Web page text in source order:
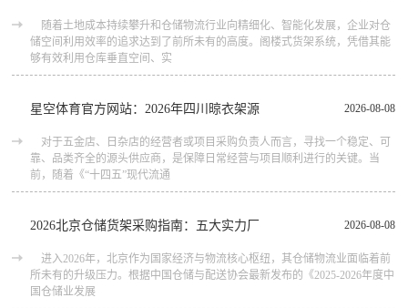
随着土地成本持续攀升和仓储物流行业向精细化、智能化发展，企业对仓
储空间利用效率的追求达到了前所未有的高度。阁楼式货架系统，凭借其能
够有效利用仓库垂直空间、实
2026-08-08
星空体育官方网站：2026年四川晾衣架源
对于五金店、日杂店的经营者或项目采购负责人而言，寻找一个稳定、可
靠、品类齐全的源头供应商，是保障日常经营与项目顺利进行的关键。当
前，随着《“十四五”现代流通
2026-08-08
2026北京仓储货架采购指南：五大实力厂
进入2026年，北京作为国家经济与物流核心枢纽，其仓储物流业面临着前
所未有的升级压力。根据中国仓储与配送协会最新发布的《2025-2026年度中
国仓储业发展